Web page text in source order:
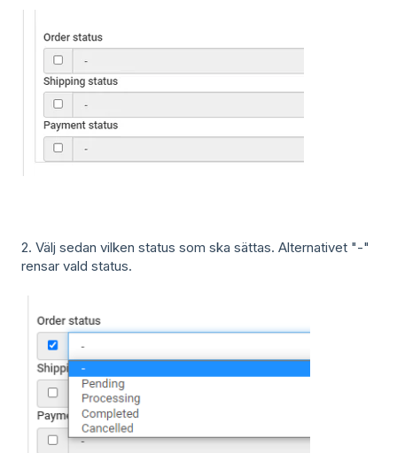
2. Välj sedan vilken status som ska sättas. Alternativet "-"
rensar vald status.